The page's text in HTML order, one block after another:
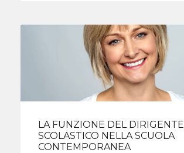
LA FUNZIONE DEL DIRIGENTE
SCOLASTICO NELLA SCUOLA
CONTEMPORANEA